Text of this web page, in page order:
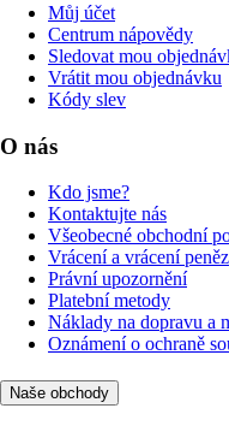
Můj účet
Centrum nápovědy
Sledovat mou
Vrátit mou objednávku
Kódy slev
O nás
Kdo jsme?
Kontaktujte nás
Všeobecné obchodní
Vrácení a vrácení peněz
Právní upozornění
Platební metody
Náklady na dopravu a
Oznámení o ochraně
Naše obchody